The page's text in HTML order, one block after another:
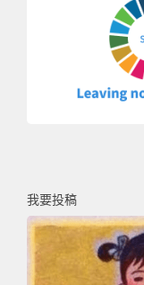
我要投稿